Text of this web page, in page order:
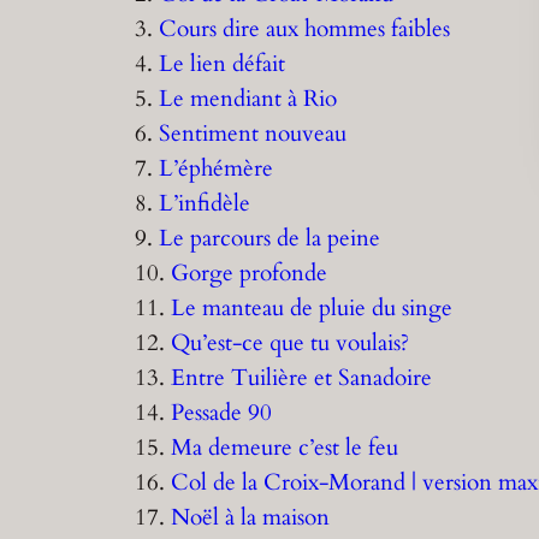
3. Cours dire aux hommes faibles
4. Le lien défait
5. Le mendiant à Rio
6. Sentiment nouveau
7. L’éphémère
8. L’infidèle
9. Le parcours de la peine
10. Gorge profonde
11. Le manteau de pluie du singe
12. Qu’est-ce que tu voulais?
13. Entre Tuilière et Sanadoire
14. Pessade 90
15. Ma demeure c’est le feu
16. Col de la Croix-Morand | version
17. Noël à la maison